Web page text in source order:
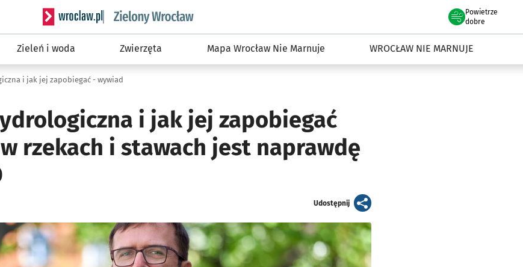
Serwis informacyjny wroclaw.pl podserwis: Środowisko we Wrocławiu
Powietrze
we Wrocławiu
dobre
Zieleń i woda Zwierzęta Mapa Wrocław Nie Marnuje WROCŁAW NIE MARNUJE
i jak jej zapobiegać - wywiad
i jak jej zapobiegać
rzekach i stawach jest naprawdę
Udostępnijartykuł